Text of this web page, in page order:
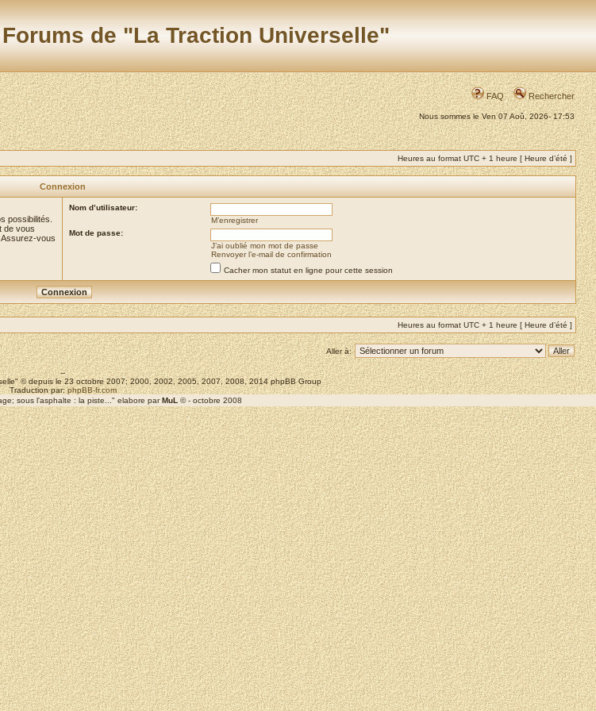
de "La Traction Universelle"
FAQ Rechercher
Nous sommes le Ven 07 Aoû, 2026- 17:53
Heures au format UTC + 1 heure [ Heure d’été ]
Connexion
possibilités.
de vous
Assurez-vous
Nom d’utilisateur:
M’enregistrer
Mot de passe:
J’ai oublié mon mot de passe
Renvoyer l’e-mail de confirmation
Cacher mon statut en ligne pour cette session
Heures au format UTC + 1 heure [ Heure d’été ]
Aller à:
--
© depuis le 23 octobre 2007; 2000, 2002, 2005, 2007, 2008, 2014 phpBB Group
Traduction par:phpBB-fr.com
sous l'asphalte : la piste..." elabore parMuL © - octobre 2008